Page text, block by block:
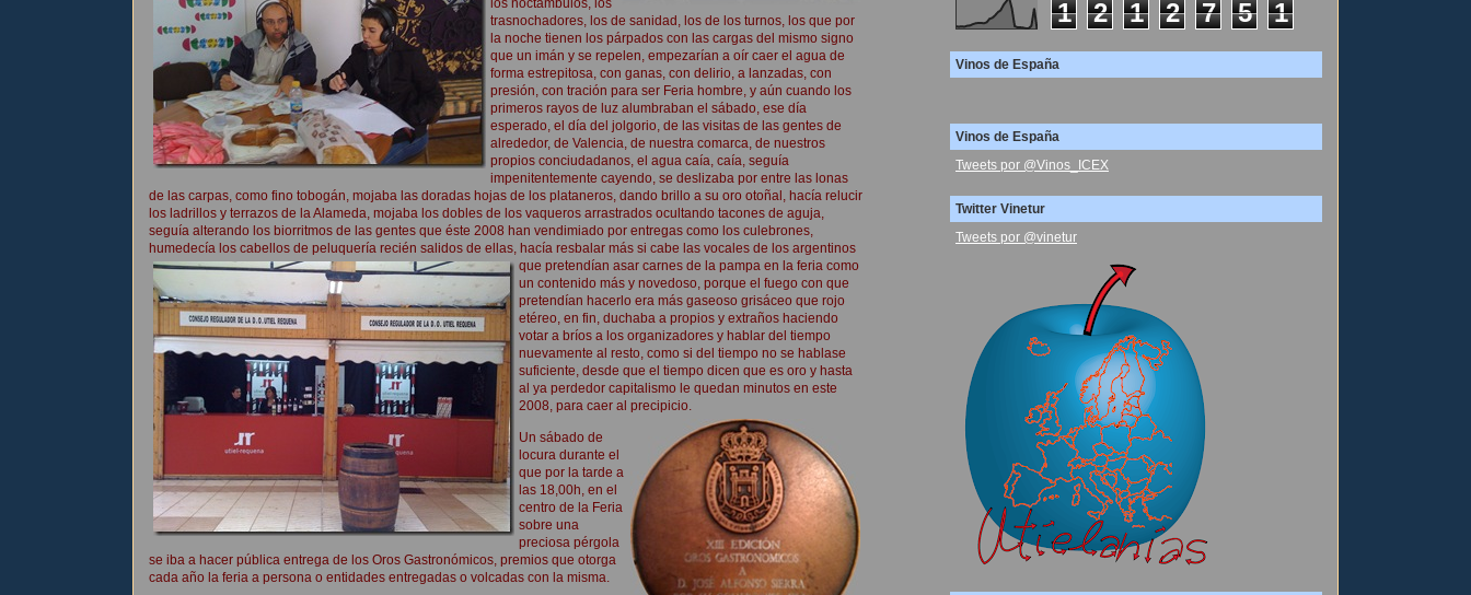
los noctámbulos, los
trasnochadores, los de sanidad, los de los turnos, los que por
la noche tienen los párpados con las cargas del mismo signo
que un imán y se repelen, empezarían a oír caer el agua de
forma estrepitosa, con ganas, con delirio, a lanzadas, con
presión, con tración para ser Feria hombre, y aún cuando los
primeros rayos de luz alumbraban el sábado, ese día
esperado, el día del jolgorio, de las visitas de las gentes de
alrededor, de Valencia, de nuestra comarca, de nuestros
propios conciudadanos, el agua caía, caía, seguía
impenitentemente cayendo, se deslizaba por entre las lonas
de las carpas, como fino tobogán, mojaba las doradas hojas de los plataneros, dando brillo a su oro otoñal, hacía relucir
los ladrillos y terrazos de la Alameda, mojaba los dobles de los vaqueros arrastrados ocultando tacones de aguja,
seguía alterando los biorritmos de las gentes que éste 2008 han vendimiado por entregas como los culebrones,
humedecía los cabellos de peluquería recién salidos de ellas, hacía resbalar más si cabe las vocales de los argentinos
que pretendían asar carnes de la pampa en la feria como
un contenido más y novedoso, porque el fuego con que
pretendían hacerlo era más gaseoso grisáceo que rojo
etéreo, en fin, duchaba a propios y extraños haciendo
votar a bríos a los organizadores y hablar del tiempo
nuevamente al resto, como si del tiempo no se hablase
suficiente, desde que el tiempo dicen que es oro y hasta
al ya perdedor capitalismo le quedan minutos en este
2008, para caer al precipicio.
Un sábado de
locura durante el
que por la tarde a
las 18,00h, en el
centro de la Feria
sobre una
preciosa pérgola
se iba a hacer pública entrega de los Oros Gastronómicos, premios que otorga
cada año la feria a persona o entidades entregadas o volcadas con la misma.
1 2 1 2 7 5 1
Vinos de España
Vinos de España
Tweets por @Vinos_ICEX
Twitter Vinetur
Tweets por @vinetur